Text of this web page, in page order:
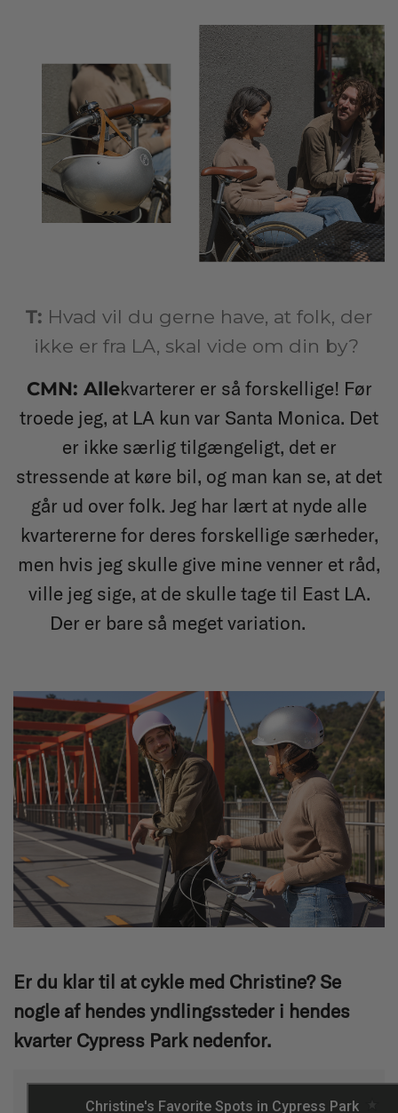
T: Hvad vil du gerne have, at folk, der
ikke er fra LA, skal vide om din by?
CMN: Allekvarterer er så forskellige! Før
troede jeg, at LA kun var Santa Monica. Det
er ikke særlig tilgængeligt, det er
stressende at køre bil, og man kan se, at det
går ud over folk. Jeg har lært at nyde alle
kvartererne for deres forskellige særheder,
men hvis jeg skulle give mine venner et råd,
ville jeg sige, at de skulle tage til East LA.
Der er bare så meget variation.
Er du klar til at cykle med Christine? Se
nogle af hendes yndlingssteder i hendes
kvarter Cypress Park nedenfor.